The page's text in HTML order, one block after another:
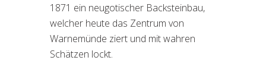
1871 ein neugotischer Backsteinbau,
welcher heute das Zentrum von
Warnemünde ziert und mit wahren
Schätzen lockt.